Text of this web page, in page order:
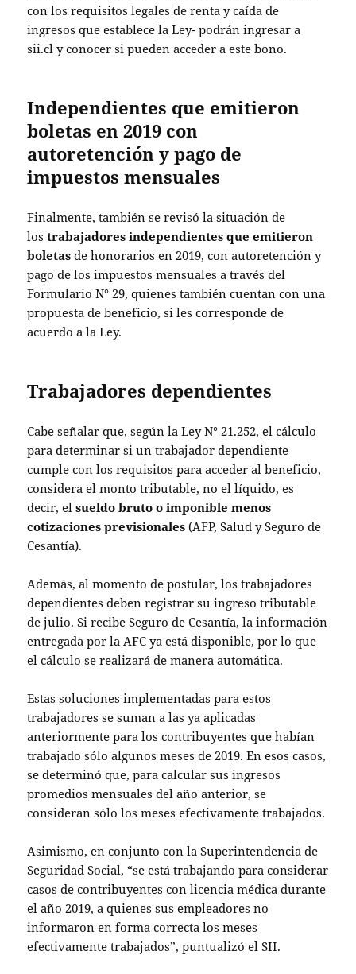
con los requisitos legales de renta y caída de
ingresos que establece la Ley- podrán ingresar a
sii.cl y conocer si pueden acceder a este bono.
Independientes que emitieron
boletas en 2019 con
autoretención y pago de
impuestos mensuales
Finalmente, también se revisó la situación de
lostrabajadores independientes que emitieron
boletas de honorarios en 2019, con autoretención y
pago de los impuestos mensuales a través del
Formulario N° 29, quienes también cuentan con una
propuesta de beneficio, si les corresponde de
acuerdo a la Ley.
Trabajadores dependientes
Cabe señalar que, según la Ley N° 21.252, el cálculo
para determinar si un trabajador dependiente
cumple con los requisitos para acceder al beneficio,
considera el monto tributable, no el líquido, es
decir, elsueldo bruto o imponible menos
cotizaciones previsionales (AFP, Salud y Seguro de
Cesantía).
Además, al momento de postular, los trabajadores
dependientes deben registrar su ingreso tributable
de julio. Si recibe Seguro de Cesantía, la información
entregada por la AFC ya está disponible, por lo que
el cálculo se realizará de manera automática.
Estas soluciones implementadas para estos
trabajadores se suman a las ya aplicadas
anteriormente para los contribuyentes que habían
trabajado sólo algunos meses de 2019. En esos casos,
se determinó que, para calcular sus ingresos
promedios mensuales del año anterior, se
consideran sólo los meses efectivamente trabajados.
Asimismo, en conjunto con la Superintendencia de
Seguridad Social, “se está trabajando para considerar
casos de contribuyentes con licencia médica durante
el año 2019, a quienes sus empleadores no
informaron en forma correcta los meses
efectivamente trabajados”, puntualizó el SII.